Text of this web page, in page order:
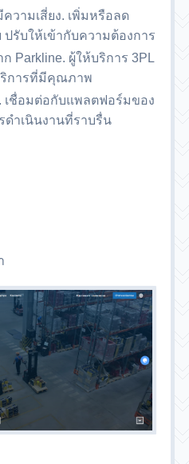
วามเสี่ยง. เพิ่มหรือลด
รับให้เข้ากับความต้องการ
Parkline. ผู้ให้บริการ 3PL
การที่มีคุณภาพ
เชื่อมต่อกับแพลตฟอร์มของ
ดำเนินงานที่ราบรื่น